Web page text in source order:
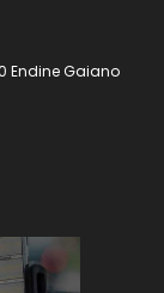
Endine Gaiano